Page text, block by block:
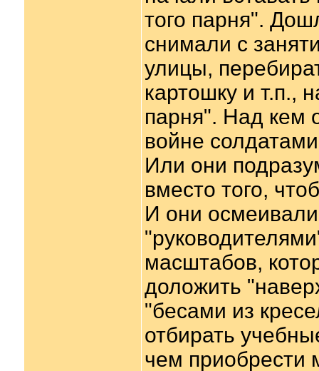
того парня".
снимали с
улицы,
картошку и т.п.,
парня". Над кем
войне
Или они
вместо того,
И они
масштабов,
доложить
"бесами из
отбирать
чем приобрести